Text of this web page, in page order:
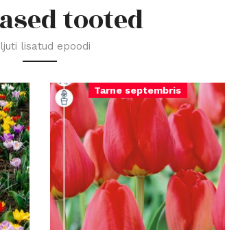
tooted
lisatud epoodi
Tarne septembris